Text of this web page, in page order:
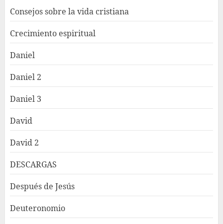
Consejos sobre la vida cristiana
Crecimiento espiritual
Daniel
Daniel 2
Daniel 3
David
David 2
DESCARGAS
Después de Jesús
Deuteronomio